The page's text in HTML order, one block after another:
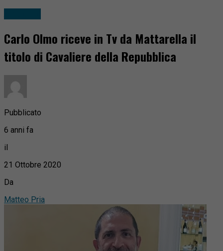
Carlo Olmo riceve in Tv da Mattarella il
titolo di Cavaliere della Repubblica
Pubblicato
6 anni fa
il
21 Ottobre 2020
Da
Matteo Pria